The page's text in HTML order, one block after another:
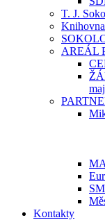
T. J.
Knihovna
AREÁL
Kontakty